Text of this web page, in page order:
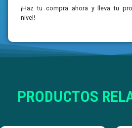
¡Haz tu compra ahora y lleva tu
nivel!
PRODUCTOS